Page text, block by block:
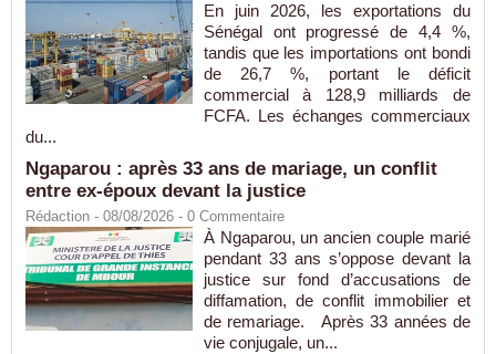
En juin 2026, les exportations du
Sénégal ont progressé de 4,4 %,
tandis que les importations ont bondi
de 26,7 %, portant le déficit
commercial à 128,9 milliards de
FCFA. Les échanges commerciaux
du...
Ngaparou : après 33 ans de mariage, un conflit
entre ex-époux devant la justice
Rédaction - 08/08/2026 - 0 Commentaire
À Ngaparou, un ancien couple marié
pendant 33 ans s’oppose devant la
justice sur fond d’accusations de
diffamation, de conflit immobilier et
de remariage. Après 33 années de
vie conjugale, un...